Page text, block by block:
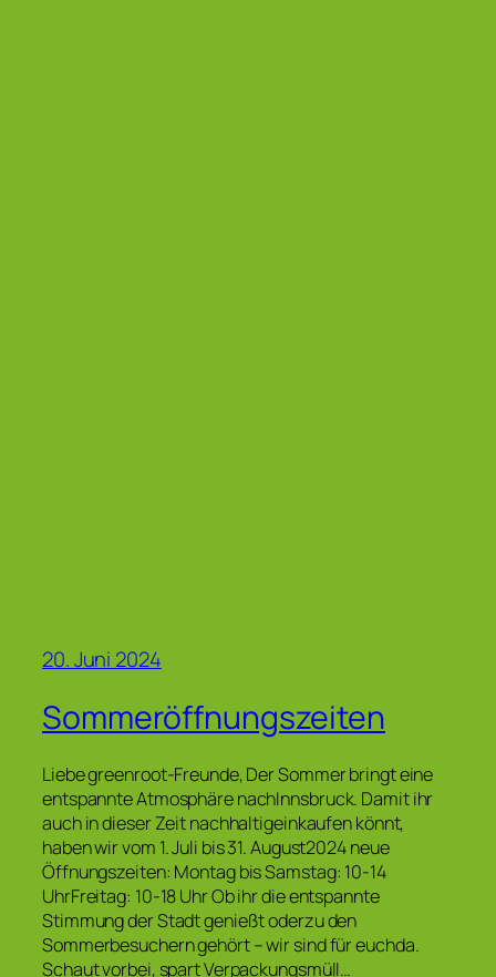
20. Juni 2024
Sommeröffnungszeiten
Liebe greenroot-Freunde, Der Sommer bringt eine
entspannte Atmosphäre nachInnsbruck. Damit ihr
auch in dieser Zeit nachhaltigeinkaufen könnt,
haben wir vom 1. Juli bis 31. August2024 neue
Öffnungszeiten: Montag bis Samstag: 10-14
UhrFreitag: 10-18 Uhr Ob ihr die entspannte
Stimmung der Stadt genießt oderzu den
Sommerbesuchern gehört – wir sind für euchda.
Schaut vorbei, spart Verpackungsmüll…